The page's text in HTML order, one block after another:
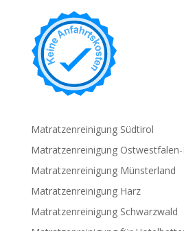
Matratzenreinigung Südtirol
Matratzenreinigung Ostwestfalen-
Matratzenreinigung Münsterland
Matratzenreinigung Harz
Matratzenreinigung Schwarzwald